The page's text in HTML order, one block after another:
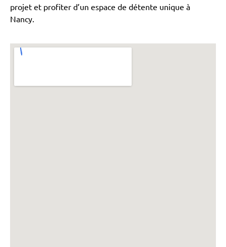
projet et profiter d’un espace de détente unique à
Nancy.